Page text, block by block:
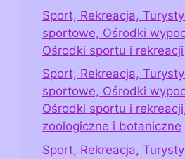
Sport, Rekreacja,
sportowe, Ośrodki
Ośrodki sportu i rekreacji
Sport, Rekreacja,
sportowe, Ośrodki
Ośrodki sportu i
zoologiczne i botaniczne
Sport, Rekreacja,